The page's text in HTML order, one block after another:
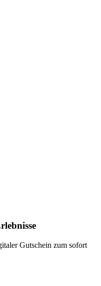
Gutschein zum sofort